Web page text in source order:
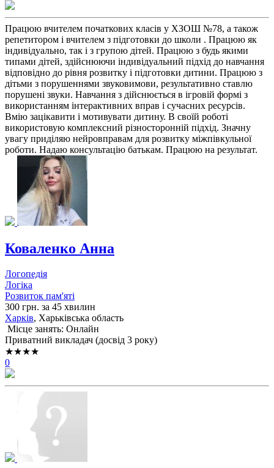
Працюю вчителем початкових класів у ХЗОШ №78, а також
репетитором і вчителем з підготовки до школи . Працюю як
індивідуально, так і з групою дітей. Працюю з будь якими
типами дітей, здійснюючи індивідуальний підхід до навчання
відповідно до рівня розвитку і підготовки дитини. Працюю з
дітьми з порушеннями звуковимови, результативно ставлю
порушені звуки. Навчання з дійснюється в ігровій формі з
використанням інтерактивних вправ і сучасних ресурсів.
Вмію зацікавити і мотивувати дитину. В своїй роботі
використовую комплексний різносторонній підхід. Значну
увагу приділяю нейровправам для розвитку міжпівкульної
роботи. Надаю консультацію батькам. Працюю на результат.
Коваленко Анна
Логопедія
Логіка
Розвиток пам'яті
300 грн. за 45 хвилин
Харків, Харьківська область
Місце занять: Онлайн
Приватний викладач (досвід 3 року)
★★★★
0